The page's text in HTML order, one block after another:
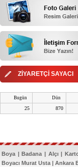
ZİYARETÇİ SAYACI
Bugün Dün
25 870
Boya | Badana | Alçı |
Boyacı Murat Usta | Ankara